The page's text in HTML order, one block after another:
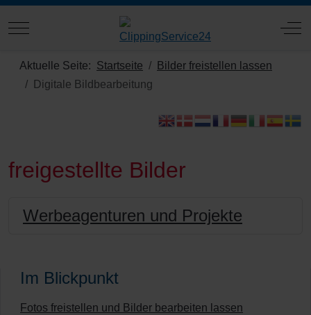
Mobile Menu Toggle Off-
Aktuelle Seite: Startseite
Bilder freistellen lassen
Digitale Bildbearbeitung
freigestellte Bilder
Werbeagenturen und Projekte
Im Blickpunkt
Fotos freistellen und Bilder bearbeiten lassen